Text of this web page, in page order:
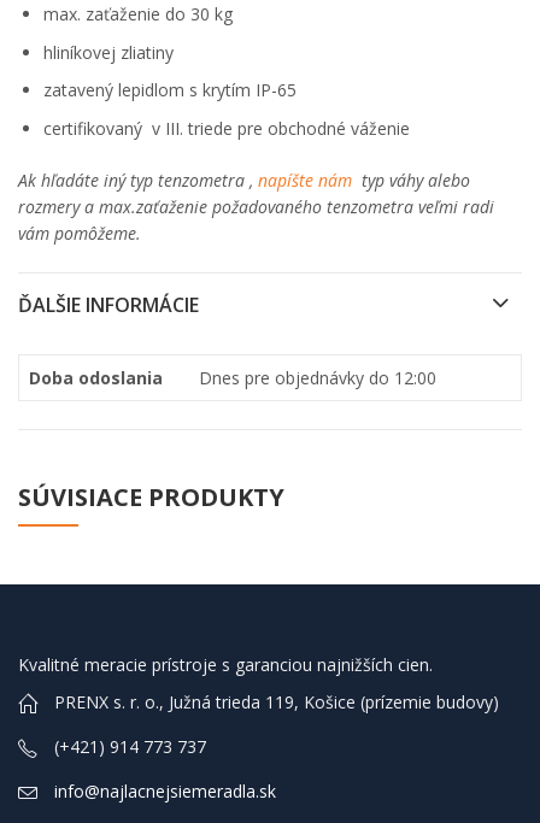
max. zaťaženie do 30 kg
hliníkovej zliatiny
zatavený lepidlom s krytím IP-65
certifikovaný v III. triede pre obchodné váženie
Ak hľadáte iný typ tenzometra , napíšte nám typ váhy alebo
rozmery a max.zaťaženie požadovaného tenzometra veľmi radi
vám pomôžeme.
ĎALŠIE INFORMÁCIE
Doba odoslania Dnes pre objednávky do 12:00
SÚVISIACE PRODUKTY
Kvalitné meracie prístroje s garanciou najnižších cien.
PRENX s. r. o., Južná trieda 119, Košice (prízemie budovy)
(+421) 914 773 737
info@najlacnejsiemeradla.sk